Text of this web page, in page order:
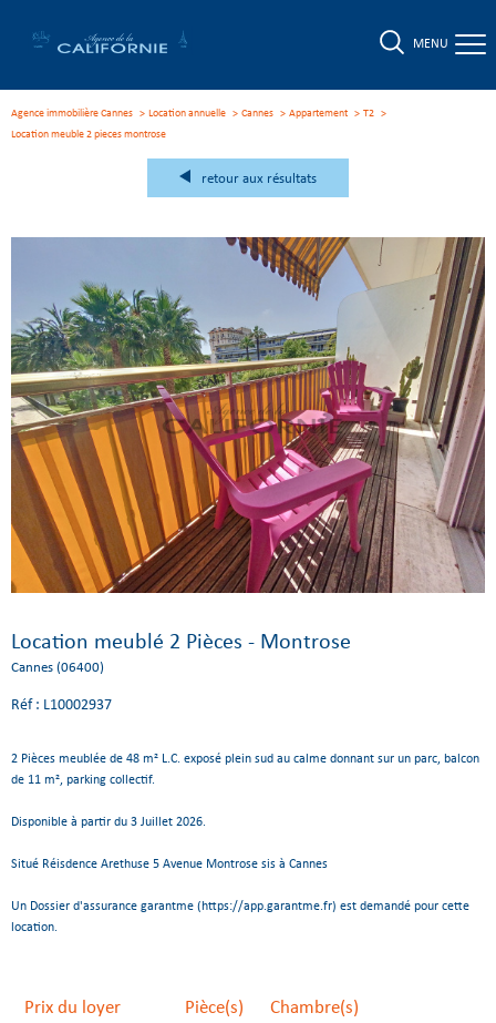
MENU
Agence immobilière Cannes Location annuelle Cannes Appartement T2
location meuble 2 pieces montrose
retour aux résultats
Location meublé 2 Pièces - Montrose
Cannes (06400)
Réf : L10002937
2 Pièces meublée de 48 m² L.C. exposé plein sud au calme donnant sur un parc, balcon
de 11 m², parking collectif.
Disponible à partir du 3 Juillet 2026.
Situé Réisdence Arethuse 5 Avenue Montrose sis à Cannes
Un Dossier d'assurance garantme (https://app.garantme.fr) est demandé pour cette
location.
Prix du loyer Pièce(s) Chambre(s)